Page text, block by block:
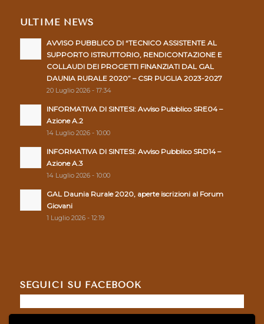
ULTIME NEWS
AVVISO PUBBLICO DI “TECNICO ASSISTENTE AL
SUPPORTO ISTRUTTORIO, RENDICONTAZIONE E
COLLAUDI DEI PROGETTI FINANZIATI DAL GAL
DAUNIA RURALE 2020” – CSR PUGLIA 2023-2027
20 Luglio 2026 - 17:34
INFORMATIVA DI SINTESI: Avviso Pubblico SRE04 –
Azione A.2
14 Luglio 2026 - 10:00
INFORMATIVA DI SINTESI: Avviso Pubblico SRD14 –
Azione A.3
14 Luglio 2026 - 10:00
GAL Daunia Rurale 2020, aperte iscrizioni al Forum
Giovani
1 Luglio 2026 - 12:19
SEGUICI SU FACEBOOK